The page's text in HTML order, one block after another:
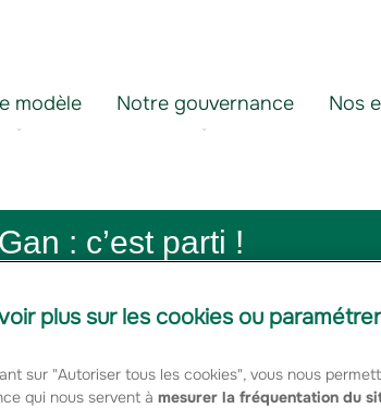
modèle Notre gouvernance Nos
: c’est parti !
sa tournée Jobmeeting du 6
plus sur les cookies ou
sur "Autoriser tous les cookies", vous nous
qui nous servent à mesurer la fréquentation du